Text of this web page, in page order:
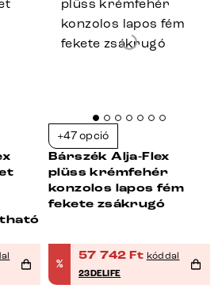
+47 opció
Bárszék Alja-Flex
plüss krémfehér
konzolos lapos fém
fekete zsákrugó
%
57 742 Ft kóddal
23DELIFE